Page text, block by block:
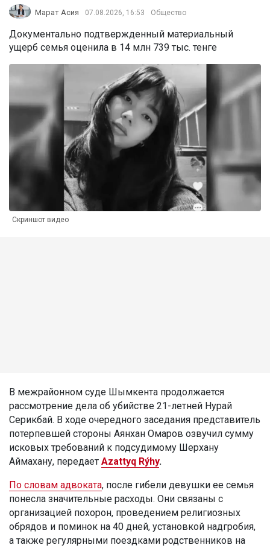
Марат Асия 07.08.2026, 16:53 Общество
Документально подтвержденный материальный
ущерб семья оценила в 14 млн 739 тыс. тенге
Скриншот видео
В межрайонном суде Шымкента продолжается
рассмотрение дела об убийстве 21-летней Нурай
Серикбай. В ходе очередного заседания представитель
потерпевшей стороны Аянхан Омаров озвучил сумму
исковых требований к подсудимому Шерхану
Аймахану, передает Azattyq Rýhy.
По словам адвоката, после гибели девушки ее семья
понесла значительные расходы. Они связаны с
организацией похорон, проведением религиозных
обрядов и поминок на 40 дней, установкой надгробия,
а также регулярными поездками родственников на